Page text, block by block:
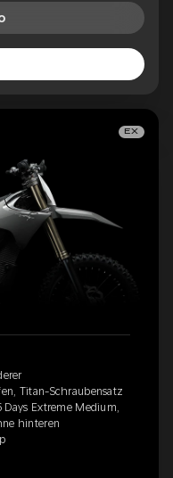
EX
Titan-Schraubensatz
Extreme Medium,
hinteren